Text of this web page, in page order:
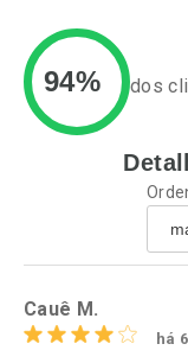
Ativar Desconto
Comprar sem
Por R$ 10,85/cada
Comprar sem
94% dos
Cauê M.
há